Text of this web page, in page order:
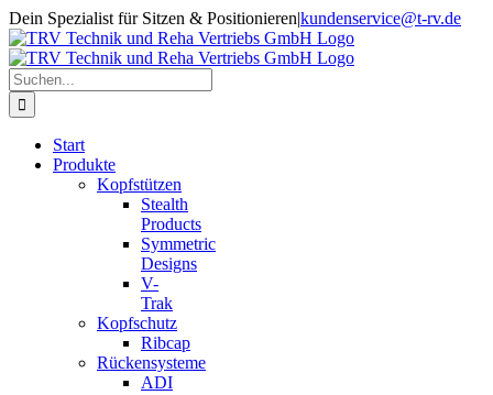
Zum
Inhalt
springen
Dein Spezialist für Sitzen & Positionieren|kundenservice@t-rv.de
Suche
nach:
Start
Produkte
Kopfstützen
Stealth
Products
Symmetric
Designs
V-
Trak
Kopfschutz
Ribcap
Rückensysteme
ADI